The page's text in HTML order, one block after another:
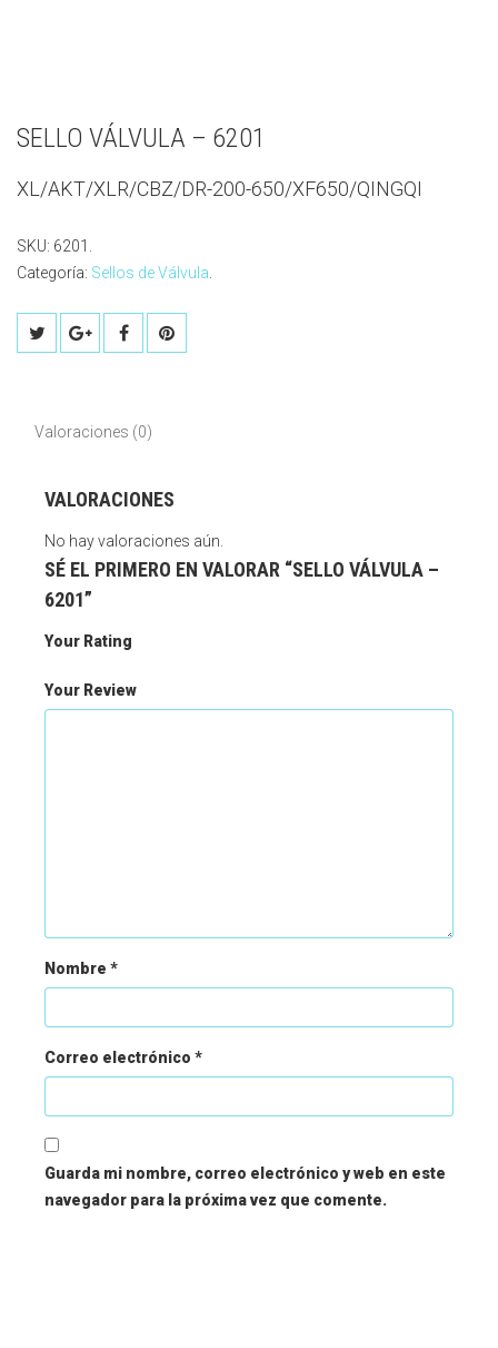
SELLO VÁLVULA – 6201
XL/AKT/XLR/CBZ/DR-200-650/XF650/QINGQI
SKU: 6201
Categoría: Sellos de Válvula
Valoraciones (0)
VALORACIONES
No hay valoraciones aún.
SÉ EL PRIMERO EN VALORAR “SELLO VÁLVULA –
6201”
Your Rating
Your Review
Nombre *
Correo electrónico *
Guarda mi nombre, correo electrónico y web en este
navegador para la próxima vez que comente.